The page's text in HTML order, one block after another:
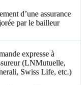
d’une assurance
par le bailleur
expresse à
(LNMutuelle,
Swiss Life, etc.)